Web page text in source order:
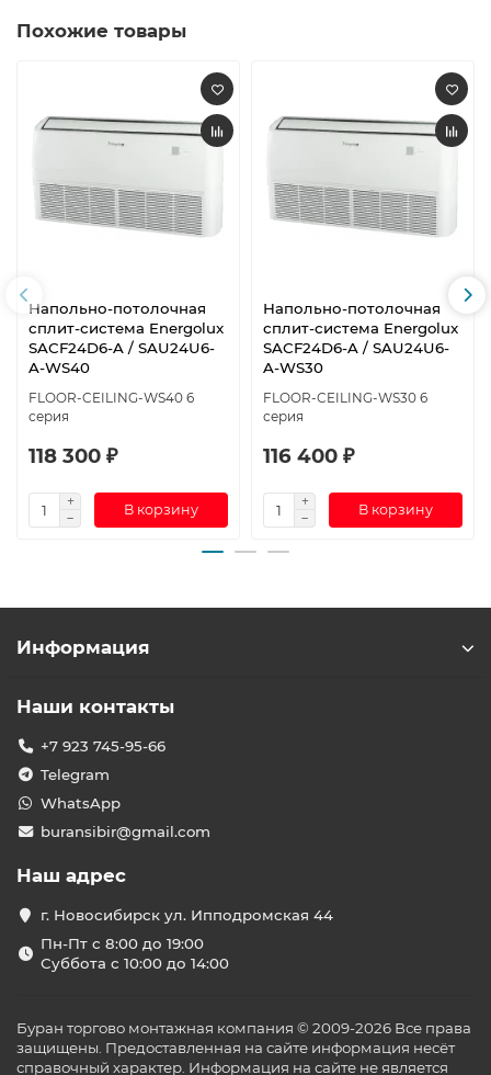
Похожие товары
Напольно-потолочная
сплит-система Energolux
SAСF24D6-A / SAU24U6-
A-WS40
FLOOR-CEILING-WS40 6
серия
118 300 ₽
В корзину
Напольно-потолочная
сплит-система Energolux
SAСF24D6-A / SAU24U6-
A-WS30
FLOOR-CEILING-WS30 6
серия
116 400 ₽
В корзину
Информация
Наши контакты
+7 923 745-95-66
Telegram
WhatsApp
buransibir@gmail.com
Наш адрес
г. Новосибирск ул. Ипподромская 44
Пн-Пт с 8:00 до 19:00
Суббота с 10:00 до 14:00
Буран торгово монтажная компания © 2009-2026 Все права
защищены. Предоставленная на сайте информация несёт
справочный характер. Информация на сайте не является